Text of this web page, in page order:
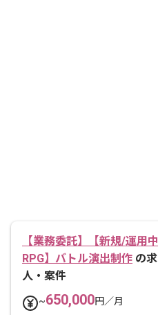
【業務委託】【新規/運用中
RPG】バトル演出制作 の求
人・案件
~650,000円／月